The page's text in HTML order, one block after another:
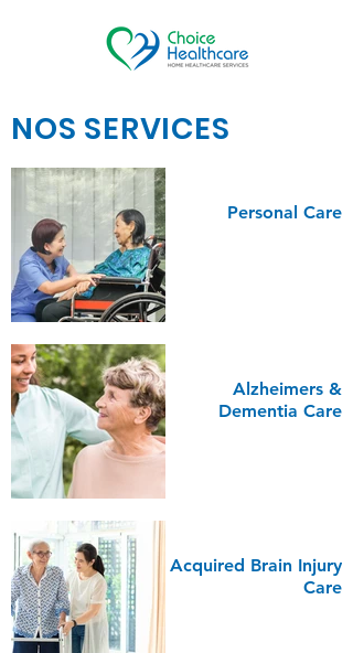
NOS SERVICES
Personal Care
Alzheimers &
Dementia Care
Acquired Brain Injury
Care